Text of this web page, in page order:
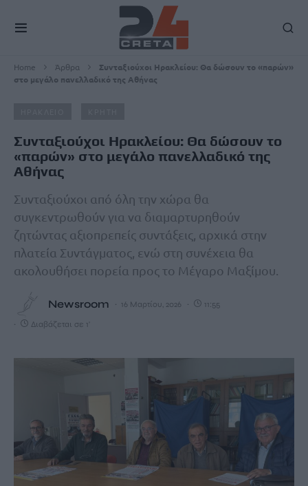
Home Άρθρα
Συνταξιούχοι Ηρακλείου: Θα δώσουν το «παρών»
στο μεγάλο πανελλαδικό της Αθήνας
Συνταξιούχοι Ηρακλείου: Θα δώσουν το
«παρών» στο μεγάλο πανελλαδικό της
Αθήνας
Συνταξιούχοι από όλη την χώρα θα
συγκεντρωθούν για να διαμαρτυρηθούν
ζητώντας αξιοπρεπείς συντάξεις, αρχικά στην
πλατεία Συντάγματος, ενώ στη συνέχεια θα
ακολουθήσει πορεία προς το Μέγαρο Μαξίμου.
Newsroom 16 Μαρτίου, 2026 11:55
Διαβάζεται σε 1'